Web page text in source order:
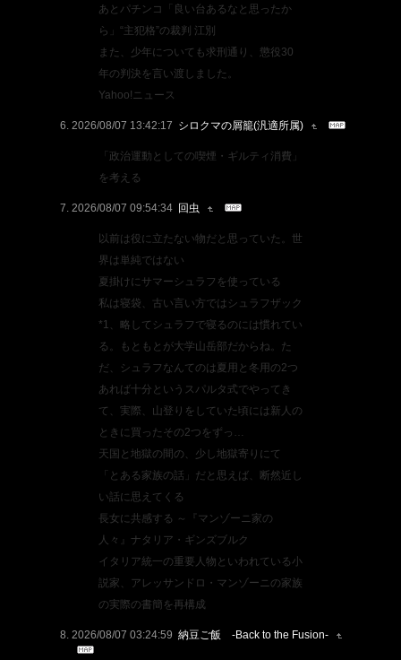
あとパチンコ「良い台あるなと思ったか
ら」“主犯格”の裁判 江別
また、少年についても求刑通り、懲役30
年の判決を言い渡しました。
Yahoo!ニュース
2026/08/07 13:42:17 シロクマの屑籠(汎適所属)
「政治運動としての喫煙・ギルティ消費」
を考える
2026/08/07 09:54:34 回虫
以前は役に立たない物だと思っていた。世
界は単純ではない
夏掛けにサマーシュラフを使っている
私は寝袋、古い言い方ではシュラフザック
*1、略してシュラフで寝るのには慣れてい
る。もともとが大学山岳部だからね。た
だ、シュラフなんてのは夏用と冬用の2つ
あれば十分というスパルタ式でやってき
て、実際、山登りをしていた頃には新人の
ときに買ったその2つをずっ…
天国と地獄の間の、少し地獄寄りにて
「とある家族の話」だと思えば、断然近し
い話に思えてくる
長女に共感する ～『マンゾーニ家の
人々』ナタリア・ギンズブルク
イタリア統一の重要人物といわれている小
説家、アレッサンドロ・マンゾーニの家族
の実際の書簡を再構成
2026/08/07 03:24:59 納豆ご飯 -Back to the Fusion-